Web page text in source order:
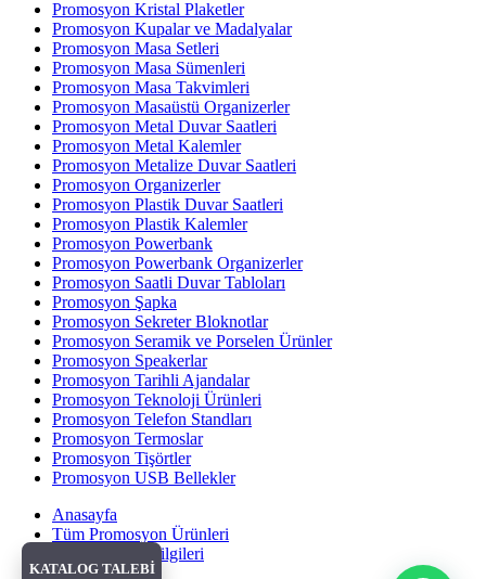
Promosyon Kristal Plaketler
Promosyon Kupalar ve Madalyalar
Promosyon Masa Setleri
Promosyon Masa Sümenleri
Promosyon Masa Takvimleri
Promosyon Masaüstü Organizerler
Promosyon Metal Duvar Saatleri
Promosyon Metal Kalemler
Promosyon Metalize Duvar Saatleri
Promosyon Organizerler
Promosyon Plastik Duvar Saatleri
Promosyon Plastik Kalemler
Promosyon Powerbank
Promosyon Powerbank Organizerler
Promosyon Saatli Duvar Tabloları
Promosyon Şapka
Promosyon Sekreter Bloknotlar
Promosyon Seramik ve Porselen Ürünler
Promosyon Speakerlar
Promosyon Tarihli Ajandalar
Promosyon Teknoloji Ürünleri
Promosyon Telefon Standları
Promosyon Termoslar
Promosyon Tişörtler
Promosyon USB Bellekler
Anasayfa
Tüm Promosyon Ürünleri
Banka Hesap Bilgileri
Hakkımızda
KATALOG TALEBİ